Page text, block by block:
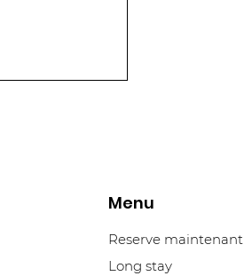
Menu
Reserve maintenant
Long stay